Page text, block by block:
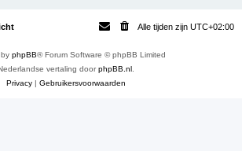
Alle tijden zijn UTC+02:00
phpBB® Forum Software © phpBB Limited
vertaling doorphpBB.nl.
Privacy | Gebruikersvoorwaarden